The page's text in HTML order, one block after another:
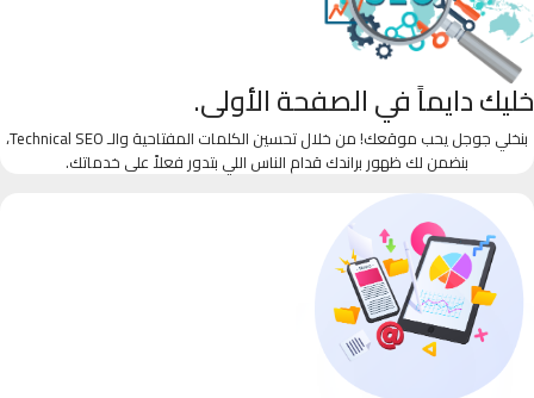
خليك دايماً في الصفحة الأولى.
بنخلي جوجل يحب موقعك! من خلال تحسين الكلمات المفتاحية والـ Technical SEO،
بنضمن لك ظهور براندك قدام الناس اللي بتدور فعلاً على خدماتك.